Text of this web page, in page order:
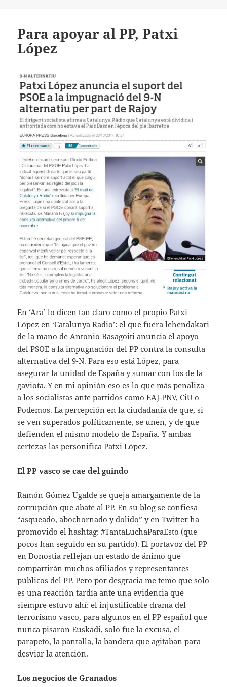
Para apoyar al PP, Patxi
López
En ‘Ara’ lo dicen tan claro como el propio Patxi
López en ‘Catalunya Radio’: el que fuera lehendakari
de la mano de Antonio Basagoiti anuncia el apoyo
del PSOE a la impugnación del PP contra la consulta
alternativa del 9-N. Para eso está López, para
asegurar la unidad de España y sumar con los de la
gaviota. Y en mi opinión eso es lo que más penaliza
a los socialistas ante partidos como EAJ-PNV, CiU o
Podemos. La percepción en la ciudadanía de que, si
se ven superados políticamente, se unen, y de que
defienden el mismo modelo de España. Y ambas
certezas las personifica Patxi López.
El PP vasco se cae del guindo
Ramón Gómez Ugalde se queja amargamente de la
corrupción que abate al PP. En su blog se confiesa
“asqueado, abochornado y dolido” y en Twitter ha
promovido el hashtag: #TantaLuchaParaEsto (que
pocos han seguido en su partido). El portavoz del PP
en Donostia reflejan un estado de ánimo que
compartirán muchos afiliados y representantes
públicos del PP. Pero por desgracia me temo que solo
es una reacción tardía ante una evidencia que
siempre estuvo ahí: el injustificable drama del
terrorismo vasco, para algunos en el PP español que
nunca pisaron Euskadi, solo fue la excusa, el
parapeto, la pantalla, la bandera que agitaban para
desviar la atención.
Los negocios de Granados